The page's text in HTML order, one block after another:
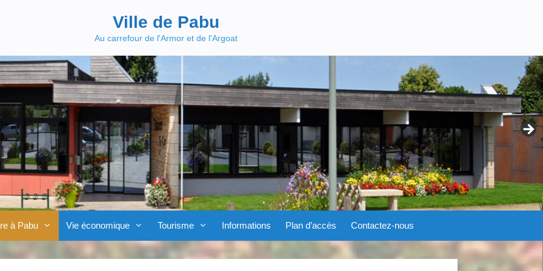
Ville de Pabu
Au carrefour de l'Armor et de l'Argoat
à Pabu Vie économique Tourisme Informations Plan d’accès Contactez-nous